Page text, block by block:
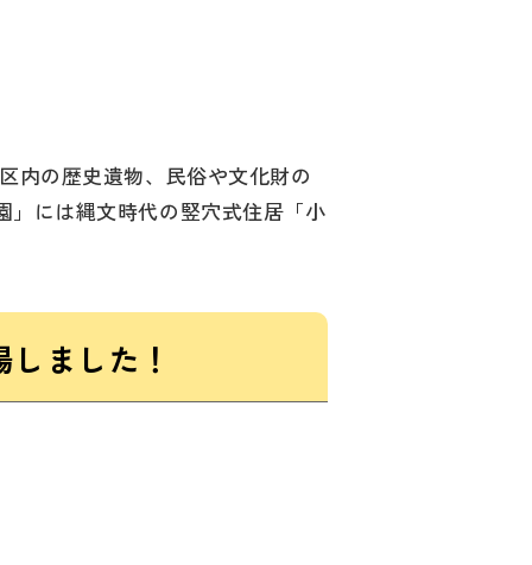
内の歴史遺物、民俗や文化財の
」には縄文時代の竪穴式住居「小
ました！